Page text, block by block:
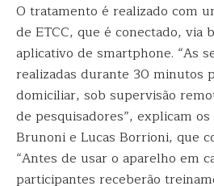
O tratamento é realizado com
de ETCC, que é conectado, via
aplicativo de smartphone. “As
realizadas durante 30 minutos
domiciliar, sob supervisão
de pesquisadores”, explicam
Brunoni e Lucas Borrioni, que
“Antes de usar o aparelho em
participantes receberão